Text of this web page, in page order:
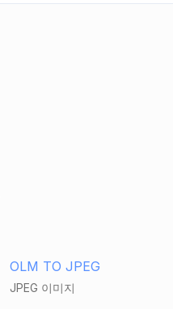
OLM TO JPEG
JPEG 이미지